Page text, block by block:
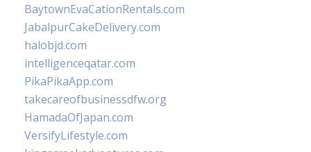
BaytownEvaCationRentals.com
JabalpurCakeDelivery.com
halobjd.com
intelligenceqatar.com
PikaPikaApp.com
takecareofbusinessdfw.org
HamadaOfJapan.com
VersifyLifestyle.com